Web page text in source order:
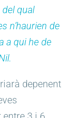
qual
n’haurien de
a qui he de
depenent